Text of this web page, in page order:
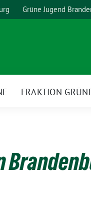
Grüne Jugend
FRAKTION